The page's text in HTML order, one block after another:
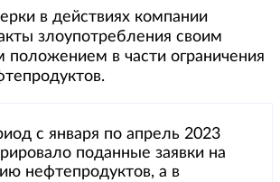
в действиях компании
злоупотребления своим
в части ограничения
с января по апрель 2023
поданные заявки на
нефтепродуктов, а в